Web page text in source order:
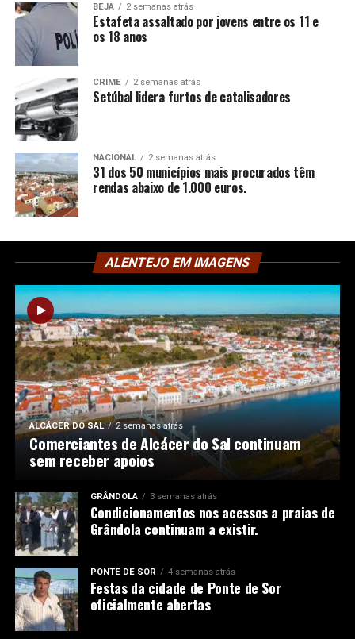
BEJA 2 semanas atrás
Estafeta assaltado por jovens entre os 11 e
os 18 anos
CRIME 2 semanas atrás
Setúbal lidera furtos de catalisadores
NACIONAL 2 semanas atrás
31 dos 50 municípios mais procurados têm
rendas abaixo de 1.000 euros.
ALENTEJO EM IMAGENS
ALCÁCER DO SAL 2 semanas atrás
Comerciantes de Alcácer do Sal continuam
sem receber apoios
GRÂNDOLA 3 semanas atrás
Condicionamentos nos acessos a praias de
Grândola continuam a existir.
PONTE DE SOR 4 semanas atrás
Festas da cidade de Ponte de Sor
oficialmente abertas